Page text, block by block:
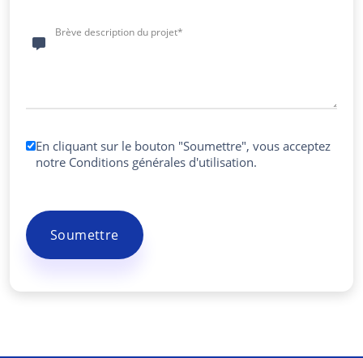
Brève description du projet*
En cliquant sur le bouton "Soumettre", vous acceptez
notre Conditions générales d'utilisation.
Soumettre